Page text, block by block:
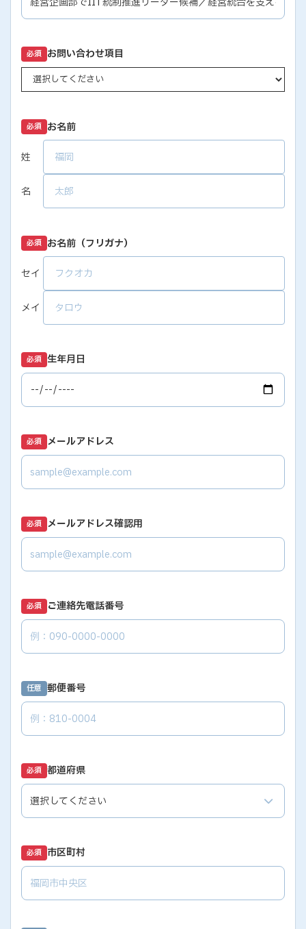
必須 お問い合わせ項目
必須 お名前
姓
名
必須 お名前（フリガナ）
セイ
メイ
必須 生年月日
必須 メールアドレス
必須 メールアドレス確認用
必須 ご連絡先電話番号
任意 郵便番号
必須 都道府県
必須 市区町村